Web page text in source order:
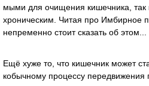
мыми для очищения кишечника, так
хроническим. Читая про Имбирное
непременно стоит сказать об этом...
Ещё хуже то, что кишечник может
кобычному процессу